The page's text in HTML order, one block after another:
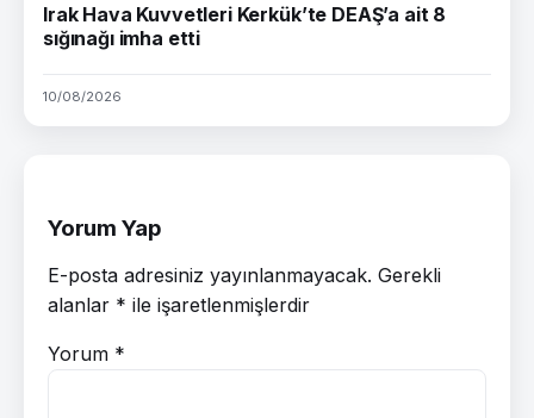
Irak Hava Kuvvetleri Kerkük’te DEAŞ’a ait 8
sığınağı imha etti
10/08/2026
Yorum Yap
E-posta adresiniz yayınlanmayacak. Gerekli
alanlar * ile işaretlenmişlerdir
Yorum *